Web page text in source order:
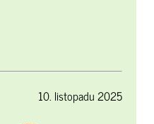
10. listopadu 2025